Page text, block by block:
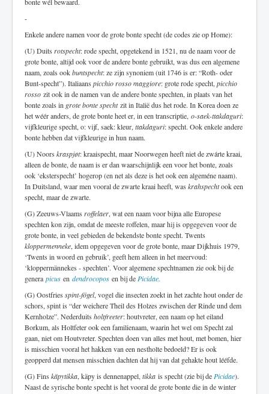
-
Enkele andere namen voor de grote bonte specht (de codes zie op Home):
(U) Duits rotspecht: rode specht, opgetekend in 1521, nu de naam voor de
grote bonte, altijd ook voor de andere bonte gebruikt, was dus een algemene
naam, zoals ookbuntspecht: ze zijn synoniem (uit 1746 is er: “Roth- oder
Bunt-specht”). Italiaans picchio rosso maggiore: grote rode specht, picchio
rosso zit ook in de namen van de andere bonte spechten, in plaats van het
bonte zoals in grote bonte spechtzit in Italië dus het rode. In Korea doen ze
het wéér anders, de grote bonte heet er, in een transcriptie, o-saek-ttakdaguri:
vijfkleurige specht, o: vijf, saek: kleur, ttakdaguri: specht. Ook enkele andere
bonte hebben dat vijfkleurige in hun naam.
(U) Noors kraspjøt: kraaispecht, maar Noorwegen heeft niet de zwárte kraai,
alleen de bonte, de naam is er dan waarschijnlijk een voor het bonte, zoals
ook ‘eksterspecht’ hogerop (en net als deze is het ook een algeméne naam).
In Duitsland, waar men vooral de zwarte kraai heeft, was krahspechtook een
specht, maar de zwarte.
(G) Zeeuws-Vlaams roffelaer, wat een naam voor bijna alle Europese
spechten kon zijn, omdat de meeste roffelen, maar hij is opgegeven voor de
grote bonte, in veel gebieden de bekendste bonte specht. Twents
kloppermenneke, idem opgegeven voor de grote bonte, maar Dijkhuis 1979,
‘Twents in woord en gebruik’, geeft hem alleen in het meervoud:
‘kloppermännekes - spechten’. Voor algemene spechtnamen zie ook bij de
genera picus en dendrocopos en bij de Picidae.
(G) Oostfries spint-fögel, vogel die insecten zoekt in het zachte hout onder de
schors, spint is “der weichere Theil des Holzes zwischen der Rinde und dem
Kernholze”. Nederduits holtfreeter: houtvreter, een naam op het eiland
Borkum, als Holtfeter ook een familienaam, waarin het wel om Specht zal
gaan, niet om Houtvreter. Spechten doen van alles met hout, met bomen, hier
is misschien vooral het hakken van een nestholte bedoeld? Er is ook
geopperd dat mensen misschien dachten dat hij van dat gehakte hout lééfde.
(G) Fins käpytikka, käpy is dennenappel, tikka is specht (zie bij de Picidae).
Naast de syrische bonte specht is het vooral de grote bonte die in de winter